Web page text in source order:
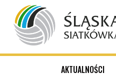
AKTUALNOŚCI